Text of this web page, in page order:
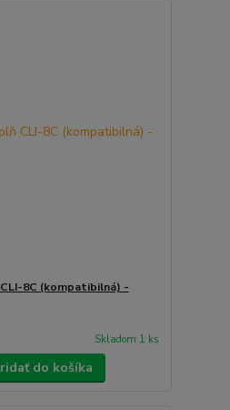
8C (kompatibilná) -
Skladom 1 ks
do košíka